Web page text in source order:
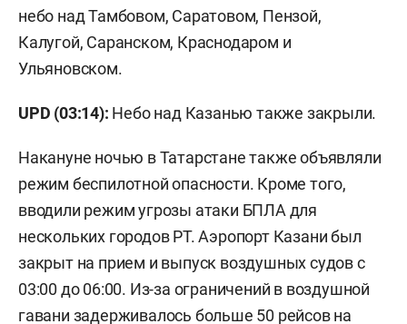
небо над Тамбовом, Саратовом, Пензой,
Калугой, Саранском, Краснодаром и
Ульяновском.
UPD (03:14): Небо над Казанью также закрыли.
Накануне ночью в Татарстане также объявляли
режим беспилотной опасности. Кроме того,
вводили режим угрозы атаки БПЛА для
нескольких городов РТ. Аэропорт Казани был
закрыт на прием и выпуск воздушных судов с
03:00 до 06:00. Из-за ограничений в воздушной
гавани задерживалось больше 50 рейсов на